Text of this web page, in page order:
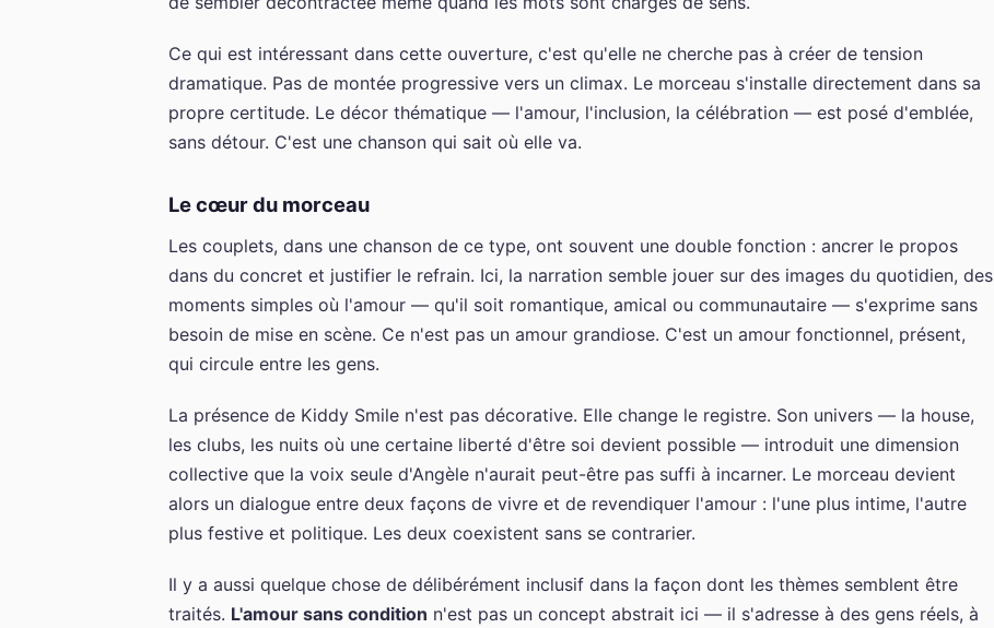
Ce qui est intéressant dans cette ouverture, c'est qu'elle ne cherche pas à créer de tension
dramatique. Pas de montée progressive vers un climax. Le morceau s'installe directement dans sa
propre certitude. Le décor thématique — l'amour, l'inclusion, la célébration — est posé d'emblée,
sans détour. C'est une chanson qui sait où elle va.
Le cœur du morceau
Les couplets, dans une chanson de ce type, ont souvent une double fonction : ancrer le propos
dans du concret et justifier le refrain. Ici, la narration semble jouer sur des images du quotidien, des
moments simples où l'amour — qu'il soit romantique, amical ou communautaire — s'exprime sans
besoin de mise en scène. Ce n'est pas un amour grandiose. C'est un amour fonctionnel, présent,
qui circule entre les gens.
La présence de Kiddy Smile n'est pas décorative. Elle change le registre. Son univers — la house,
les clubs, les nuits où une certaine liberté d'être soi devient possible — introduit une dimension
collective que la voix seule d'Angèle n'aurait peut-être pas suffi à incarner. Le morceau devient
alors un dialogue entre deux façons de vivre et de revendiquer l'amour : l'une plus intime, l'autre
plus festive et politique. Les deux coexistent sans se contrarier.
Il y a aussi quelque chose de délibérément inclusif dans la façon dont les thèmes semblent être
traités. L'amour sans condition n'est pas un concept abstrait ici — il s'adresse à des gens réels, à